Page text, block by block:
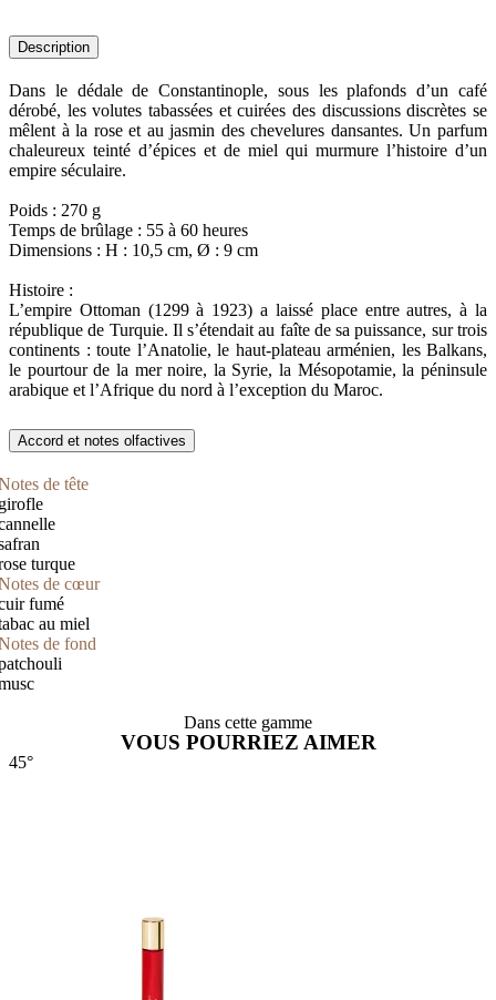
Description
Dans le dédale de Constantinople, sous les plafonds d’un café
dérobé, les volutes tabassées et cuirées des discussions discrètes se
mêlent à la rose et au jasmin des chevelures dansantes. Un parfum
chaleureux teinté d’épices et de miel qui murmure l’histoire d’un
empire séculaire.
Poids : 270 g
Temps de brûlage : 55 à 60 heures
Dimensions : H : 10,5 cm, Ø : 9 cm
Histoire :
L’empire Ottoman (1299 à 1923) a laissé place entre autres, à la
république de Turquie. Il s’étendait au faîte de sa puissance, sur trois
continents : toute l’Anatolie, le haut-plateau arménien, les Balkans,
le pourtour de la mer noire, la Syrie, la Mésopotamie, la péninsule
arabique et l’Afrique du nord à l’exception du Maroc.
Accord et notes olfactives
de tête
turque
de cœur
fumé
au miel
de fond
Dans cette gamme
VOUS POURRIEZ AIMER
45°